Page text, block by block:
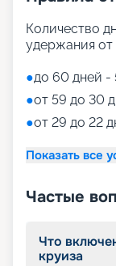
На нашем
круизы MSC
вариант
предлагаем
описанием
вопросы о
специалисты
Количество
удержания от
●до 60 дней
●от 59 до 30
●от 29 до 22
Показать все
Частые
Что
круиза